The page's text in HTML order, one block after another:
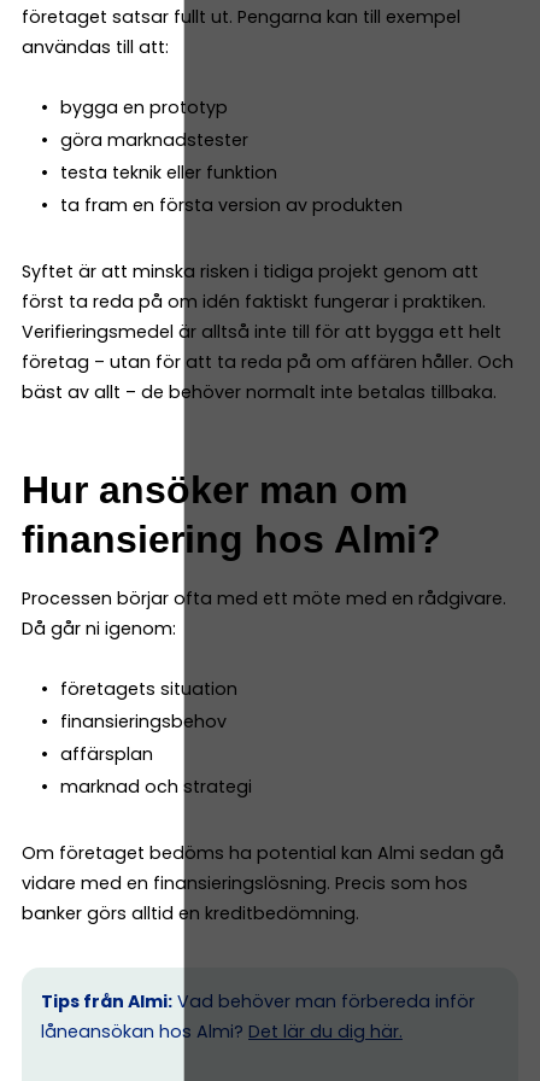
företaget satsar fullt ut. Pengarna kan till exempel
användas till att:
bygga en prototyp
göra marknadstester
testa teknik eller funktion
ta fram en första version av produkten
Syftet är att minska risken i tidiga projekt genom att
först ta reda på om idén faktiskt fungerar i praktiken.
Verifieringsmedel är alltså inte till för att bygga ett helt
företag – utan för att ta reda på om affären håller. Och
bäst av allt – de behöver normalt inte betalas tillbaka.
Hur ansöker man om
finansiering hos Almi?
Processen börjar ofta med ett möte med en rådgivare.
Då går ni igenom:
företagets situation
finansieringsbehov
affärsplan
marknad och strategi
Om företaget bedöms ha potential kan Almi sedan gå
vidare med en finansieringslösning. Precis som hos
banker görs alltid en kreditbedömning.
Tips från Almi: Vad behöver man förbereda inför
låneansökan hos Almi? Det lär du dig här.